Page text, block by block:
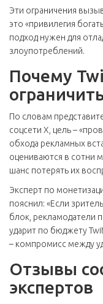
Эти ограничения
это «привилегия
подход нужен для
злоупотреблений.
Почему
По словам
соцсети X, цель –
обхода рекламных
оцениваются в сотни
шанс потерять их
Эксперт по
пояснил: «Если
блок, рекламодатели
ударит по бюджету
– компромисс между
Отзывы
экспертов